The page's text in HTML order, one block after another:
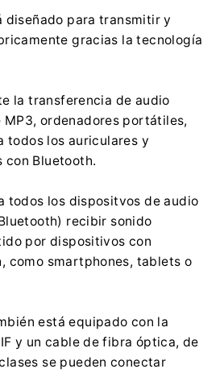
Importador:
Sp. z o.o.
42-600 Tarnowskie Góry
32 284 72 22
diseñado para transmitir y
gracias la tecnología
la transferencia de audio
ordenadores portátiles,
todos los auriculares y
con Bluetooth.
todos los dispositvos de audio
recibir sonido
por dispositivos con
como smartphones, tablets o
está equipado con la
y un cable de fibra óptica, de
se pueden conectar